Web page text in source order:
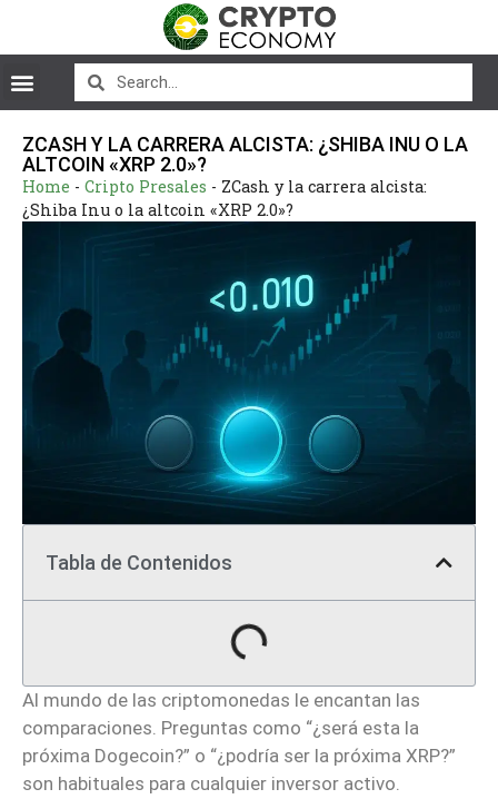
ZCASH Y LA CARRERA ALCISTA: ¿SHIBA INU O LA
ALTCOIN «XRP 2.0»?
Home - Cripto Presales - ZCash y la carrera alcista:
¿Shiba Inu o la altcoin «XRP 2.0»?
Tabla de Contenidos
Al mundo de las criptomonedas le encantan las
comparaciones. Preguntas como “¿será esta la
próxima Dogecoin?” o “¿podría ser la próxima XRP?”
son habituales para cualquier inversor activo.